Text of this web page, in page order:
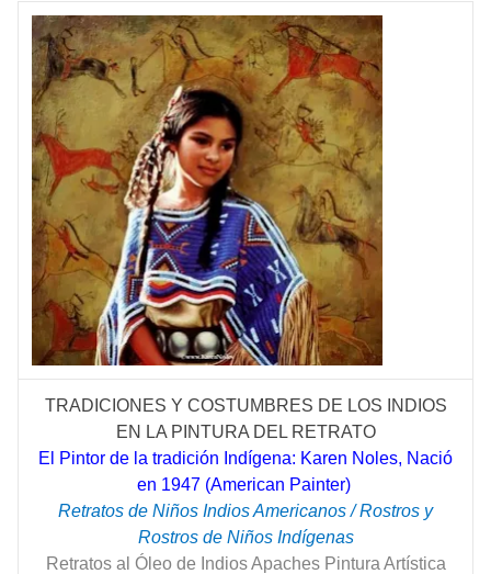
TRADICIONES Y COSTUMBRES DE LOS INDIOS
EN LA PINTURA DEL RETRATO
El Pintor de la tradición Indígena: Karen Noles, Nació
en 1947 (American Painter)
Retratos de Niños Indios Americanos / Rostros y
Rostros de Niños Indígenas
Retratos al Óleo de Indios Apaches Pintura Artística